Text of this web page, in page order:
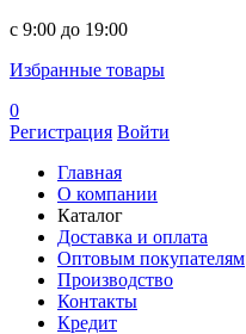
c 9:00 до 19:00
Избранные товары
0
Регистрация Войти
Главная
О компании
Каталог
Доставка и оплата
Оптовым покупателям
Производство
Контакты
Кредит